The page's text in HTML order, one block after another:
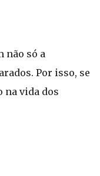
não só a
Por isso, se
na vida dos